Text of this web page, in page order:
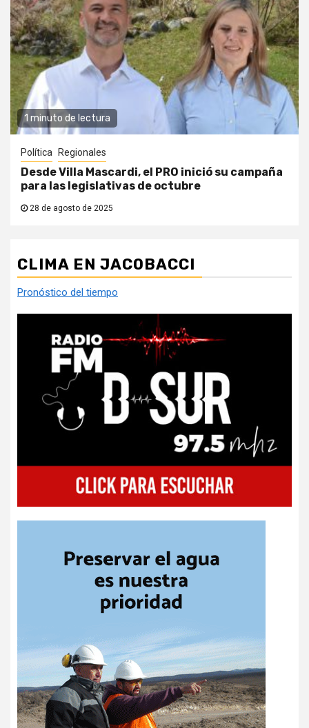
1 minuto de lectura
Política Regionales
Desde Villa Mascardi, el PRO inició su campaña
para las legislativas de octubre
28 de agosto de 2025
CLIMA EN JACOBACCI
Pronóstico del tiempo